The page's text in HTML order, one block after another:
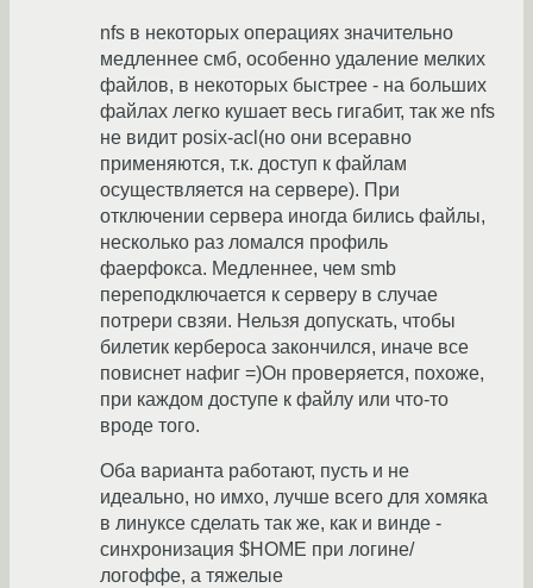
nfs в некоторых операциях значительно
медленнее смб, особенно удаление мелких
файлов, в некоторых быстрее - на больших
файлах легко кушает весь гигабит, так же nfs
не видит posix-acl(но они всеравно
применяются, т.к. доступ к файлам
осуществляется на сервере). При
отключении сервера иногда бились файлы,
несколько раз ломался профиль
фаерфокса. Медленнее, чем smb
переподключается к серверу в случае
потрери свзяи. Нельзя допускать, чтобы
билетик кербероса закончился, иначе все
повиснет нафиг =)Он проверяется, похоже,
при каждом доступе к файлу или что-то
вроде того.
Оба варианта работают, пусть и не
идеально, но имхо, лучше всего для хомяка
в линуксе сделать так же, как и винде -
синхронизация $HOME при логине/
логоффе, а тяжелые